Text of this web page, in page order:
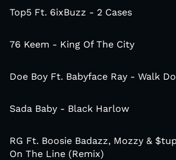
Top5 Ft. 6ixBuzz - 2 Cases
76 Keem - King Of The City
Doe Boy Ft. Babyface Ray - Walk
Sada Baby - Black Harlow
RG Ft. Boosie Badazz, Mozzy &
On The Line (Remix)